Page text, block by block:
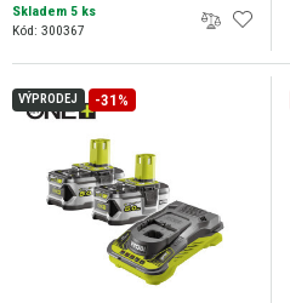
Skladem 5 ks
Kód: 300367
VÝPRODEJ -31%